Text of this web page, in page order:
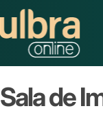
Sala de